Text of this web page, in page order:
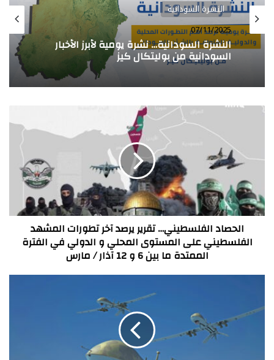
النشرة السودانية
07/11/2025
النشرة السودانية… نشرة يومية لأبرز الأخبار
السودانية من بوليتكال كيز
الحصاد
آخر
المشهد
الفلسطيني
على
المستوى
المحلي
في
الممتدة
الحصاد الفلسطيني… تقرير يرصد آخر تطورات المشهد
الفلسطيني على المستوى المحلي و الدولي في الفترة
الممتدة ما بين 6 و 12 آذار / مارس
المصنعة
للطائرات